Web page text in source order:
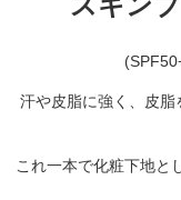
汗や皮脂に強く、
皮脂
これ一本で化粧下地と